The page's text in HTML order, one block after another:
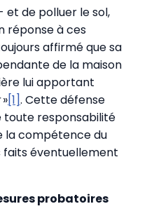
de polluer le sol,
réponse à ces
affirmé que sa
de la maison
lui apportant
»[1]. Cette défense
responsabilité
la compétence du
faits éventuellement
probatoires